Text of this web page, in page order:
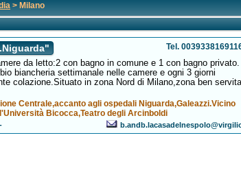
> Milano
Tel.
da letto:2 con bagno in comune e 1 con bagno privato.
biancheria settimanale nelle camere e ogni 3 giorni
colazione.Situato in zona Nord di Milano,zona ben servita
Centrale,accanto agli ospedali Niguarda,Galeazzi.Vicino
Bicocca,Teatro degli Arcinboldi